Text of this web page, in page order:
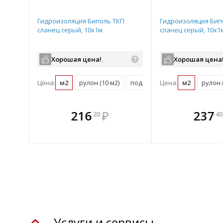
Гидроизоляция Биполь ТКП
сланец серый, 10х1м
Хорошая цена!
Цена: м2 рулон (10 м2) поддон (250 м2)
21620 ₽
В
всегда
Гидроизоляция
сланец серый,
Хорошая цена!
Цена: м2 рулон
В комплекте
всегда выгоднее!
23740
В
всегда